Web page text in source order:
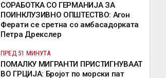
СОРАБОТКА СО ГЕРМАНИЈА ЗА
ПОИНКЛУЗИВНО ОПШТЕСТВО: Агон
Ферати се сретна со амбасадорката
Петра Дрекслер
ПРЕД 51 МИНУТА
ПОМАЛКУ МИГРАНТИ ПРИСТИГНУВААТ
ВО ГРЦИЈА: Бројот по морски пат